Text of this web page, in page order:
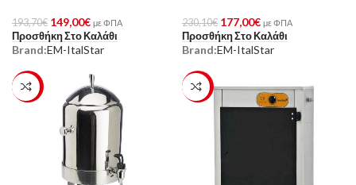
193,70€ 149,00€ με ΦΠΑ
Προσθήκη Στο Καλάθι
Brand:EM-ItalStar
230,10€ 177,00€ με ΦΠΑ
Προσθήκη Στο Καλάθι
Brand:EM-ItalStar
-23% -23%